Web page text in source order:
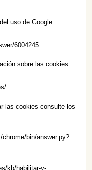
uso de Google
6004245.
sobre las cookies
.
las cookies consulte los
chrome/bin/answer.py?
kb/habilitar-y-